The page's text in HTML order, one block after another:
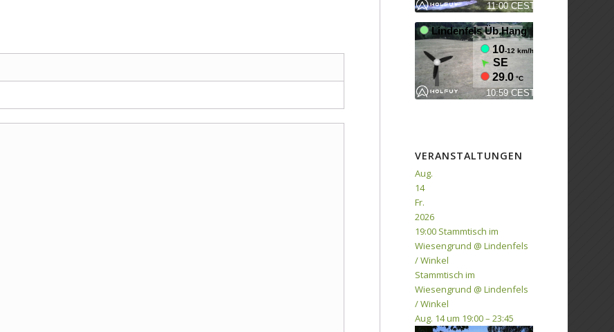
VERANSTALTUNGEN
Aug.
14
Fr.
2026
19:00 Stammtisch im
Wiesengrund @ Lindenfels
/ Winkel
Stammtisch im
Wiesengrund @ Lindenfels
/ Winkel
Aug. 14 um 19:00 – 23:45